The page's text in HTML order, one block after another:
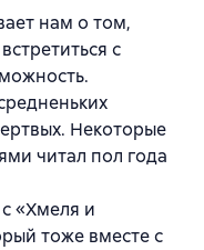
нам о том,
с
Некоторые
читал пол года
«Хмеля и
тоже вместе с